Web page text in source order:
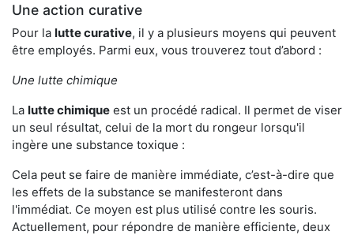
Une action curative
Pour la lutte curative, il y a plusieurs moyens qui peuvent
être employés. Parmi eux, vous trouverez tout d’abord :
Une lutte chimique
La lutte chimique est un procédé radical. Il permet de viser
un seul résultat, celui de la mort du rongeur lorsqu'il
ingère une substance toxique :
Cela peut se faire de manière immédiate, c’est-à-dire que
les effets de la substance se manifesteront dans
l'immédiat. Ce moyen est plus utilisé contre les souris.
Actuellement, pour répondre de manière efficiente, deux